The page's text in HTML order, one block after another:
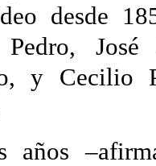
desde
Pedro,
y Cecilio
años